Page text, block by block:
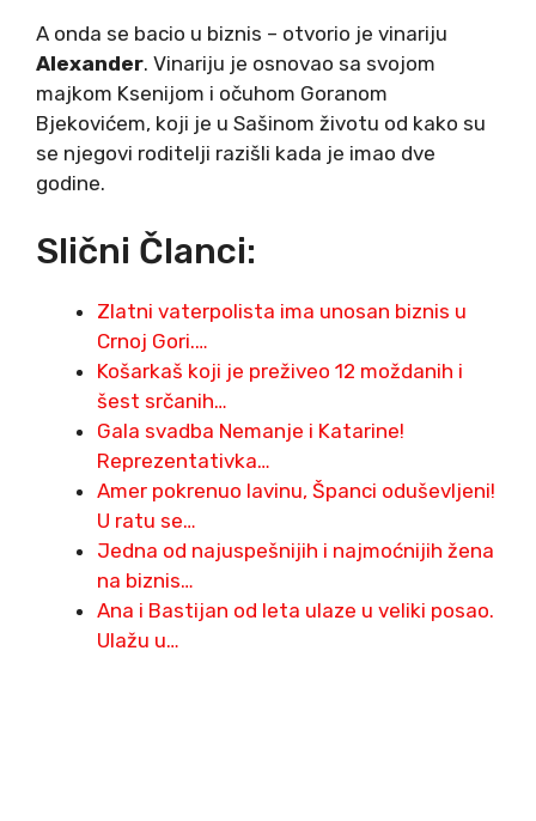
A onda se bacio u biznis – otvorio je vinariju
Alexander. Vinariju je osnovao sa svojom
majkom Ksenijom i očuhom Goranom
Bjekovićem, koji je u Sašinom životu od kako su
se njegovi roditelji razišli kada je imao dve
godine.
Slični Članci:
Zlatni vaterpolista ima unosan biznis u
Crnoj Gori.…
Košarkaš koji je preživeo 12 moždanih i
šest srčanih…
Gala svadba Nemanje i Katarine!
Reprezentativka…
Amer pokrenuo lavinu, Španci oduševljeni!
U ratu se…
Jedna od najuspešnijih i najmoćnijih žena
na biznis…
Ana i Bastijan od leta ulaze u veliki posao.
Ulažu u…